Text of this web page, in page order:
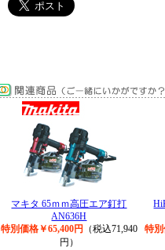
マキタ 65ｍｍ高圧エア釘打
AN636H
特別価格￥65,400円
（税込71,940
円）
特別